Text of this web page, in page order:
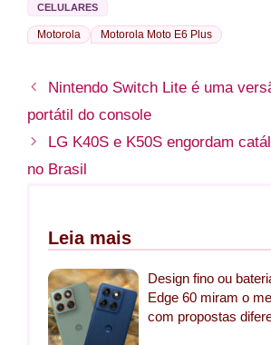
CELULARES
Motorola Motorola Moto E6 Plus
Nintendo Switch Lite é uma
portátil do console
LG K40S e K50S engordam
no Brasil
Leia mais
Design fino ou
Edge 60 miram o
com propostas